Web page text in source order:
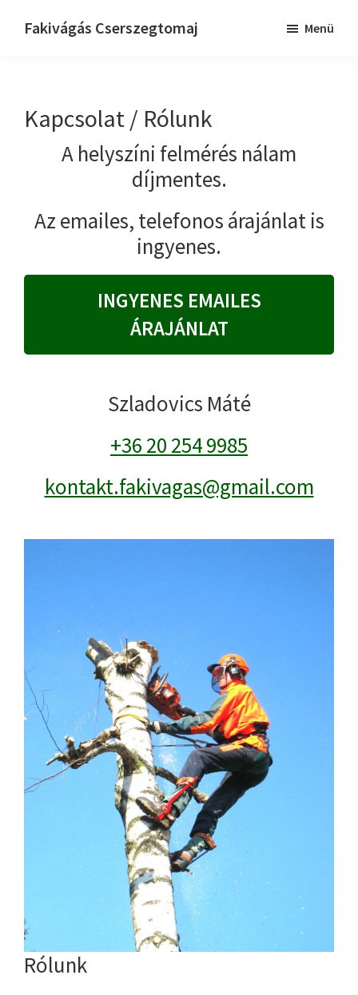
Fakivágás Cserszegtomaj Menü
Kapcsolat / Rólunk
A helyszíni felmérés nálam
díjmentes.
Az emailes, telefonos árajánlat is
ingyenes.
INGYENES EMAILES
ÁRAJÁNLAT
Szladovics Máté
+36 20 254 9985
kontakt.fakivagas@gmail.com
Rólunk